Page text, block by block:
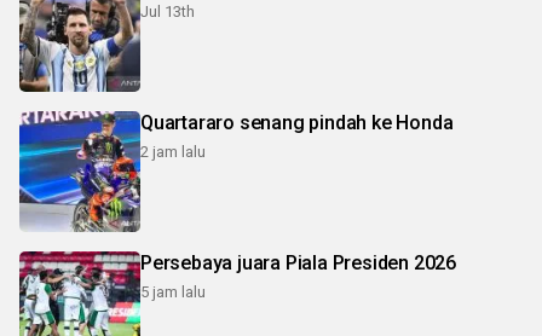
Jul 13th
Quartararo senang pindah ke Honda
2 jam lalu
Persebaya juara Piala Presiden 2026
5 jam lalu